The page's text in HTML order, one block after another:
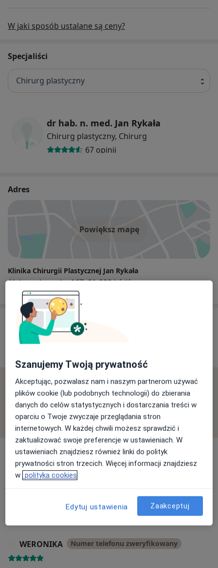
W jaki sposób ustalane są ceny?
Specjaliści
Chirurg plastyczny
dr hab. n. med. Jan Rykała
Chirurg plastyczny, Chirurg
67 opinii
Adres
Powiększ mapę
Klinika Chirurgii Plastycznej Jan Rykała
Aleksandrowska 167, 91-229 Łódź
Opinie o specjalistach (29)
Sprawdzamy wszystkie opinie. Moderujemy je
zgodnie z naszymi zasadami, dowiedz się więcej o
opiniach i sposobie obliczania gwiazdek na
Dowiedz się więcejDowiedz się więcej o opiniach
WERONIKA Numer telefonu zweryfikowany
Szanujemy Twoją prywatność
Akceptując, pozwalasz nam i naszym partnerom używać
plików cookie (lub podobnych technologii) do zbierania
danych do celów statystycznych i dostarczania treści w
oparciu o Twoje zwyczaje przeglądania stron
internetowych. W każdej chwili możesz sprawdzić i
zaktualizować swoje preferencje w ustawieniach. W
ustawieniach znajdziesz również linki do polityk
prywatności stron trzecich. Więcej informacji znajdziesz
w polityka cookies
Edytuj ustawienia Zaakceptuj